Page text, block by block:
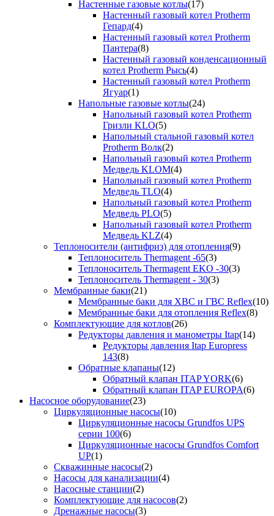
Настенные газовые котлы(17)
Настенный газовый котел Protherm
Гепард(4)
Настенный газовый котел Protherm
Пантера(8)
Настенный газовый конденсационный
котел Protherm Рысь(4)
Настенный газовый котел Protherm
Ягуар(1)
Напольные газовые котлы(24)
Напольный газовый котел Protherm
Гризли KLO(5)
Напольный стальной газовый котел
Protherm Волк(2)
Напольный газовый котел Protherm
Медведь KLOM(4)
Напольный газовый котел Protherm
Медведь TLO(4)
Напольный газовый котел Protherm
Медведь PLO(5)
Напольный газовый котел Protherm
Медведь KLZ(4)
Теплоносители (антифриз) для отопления(9)
Теплоноситель Thermagent -65(3)
Теплоноситель Thermagent EKO -30(3)
Теплоноситель Thermagent - 30(3)
Мембранные баки(21)
Мембранные баки для ХВС и ГВС Reflex(10)
Мембранные баки для отопления Reflex(8)
Комплектующие для котлов(26)
Редукторы давления и манометры Itap(14)
Редукторы давления Itap Europress
143(8)
Обратные клапаны(12)
Обратный клапан ITAP YORK(6)
Обратный клапан ITAP EUROPA(6)
Насосное оборудование(23)
Циркуляционные насосы(10)
Циркуляционные насосы Grundfos UPS
серии 100(6)
Циркуляционные насосы Grundfos Comfort
UP(1)
Скважинные насосы(2)
Насосы для канализации(4)
Насосные станции(2)
Комплектующие для насосов(2)
Дренажные насосы(3)